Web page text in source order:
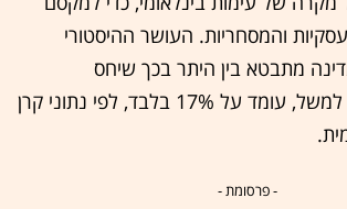
והמסחריות. העושר ההיסטורי
מתבטא בין היתר בכך שיחס
החוב־תוצר שלה, למשל, עומד על 17% בלבד, לפי נתוני קרן
- פרסומת -